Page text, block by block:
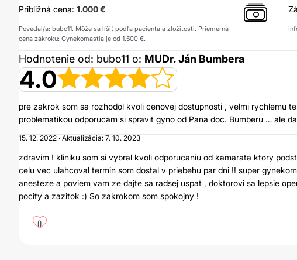
Približná cena: 1.000 €
Povedal/a: bubo11. Môže sa líšiť podľa pacienta a zložitosti. Priemerná
cena zákroku: Gynekomastia je od 1.500 €.
Hodnotenie od: bubo11 o: MUDr. Ján Bumbera
4.0
pre zakrok som sa rozhodol kvoli cenovej dostupnosti , velmi rychlemu
problematikou odporucam si spravit gyno od Pana doc. Bumberu … ale
15. 12. 2022 · Aktualizácia: 7. 10. 2023
zdravim ! kliniku som si vybral kvoli odporucaniu od kamarata ktory
celu vec ulahcoval termin som dostal v priebehu par dni !! super
anesteze a poviem vam ze dajte sa radsej uspat , doktorovi sa lepsie
pocity a zazitok :) So zakrokom som spokojny !
0